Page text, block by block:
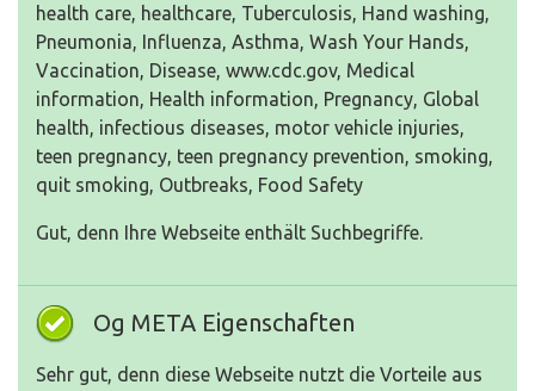
health care, healthcare, Tuberculosis, Hand washing,
Pneumonia, Influenza, Asthma, Wash Your Hands,
Vaccination, Disease, www.cdc.gov, Medical
information, Health information, Pregnancy, Global
health, infectious diseases, motor vehicle injuries,
teen pregnancy, teen pregnancy prevention, smoking,
quit smoking, Outbreaks, Food Safety
Gut, denn Ihre Webseite enthält Suchbegriffe.
Og META Eigenschaften
Sehr gut, denn diese Webseite nutzt die Vorteile aus